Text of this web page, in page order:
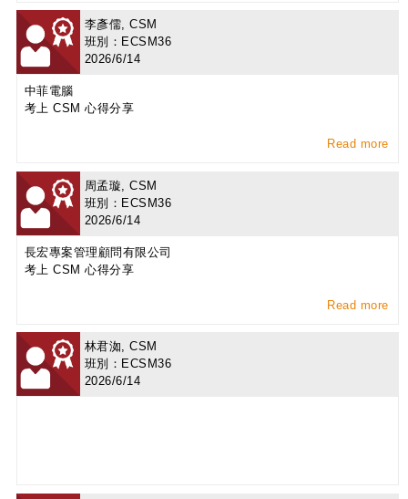
李彥儒, CSM
班別：ECSM36
2026/6/14
中菲電腦
考上 CSM 心得分享
Read more
周孟璇, CSM
班別：ECSM36
2026/6/14
長宏專案管理顧問有限公司
考上 CSM 心得分享
Read more
林君洳, CSM
班別：ECSM36
2026/6/14